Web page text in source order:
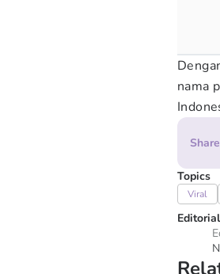
nama
Topics
Viral